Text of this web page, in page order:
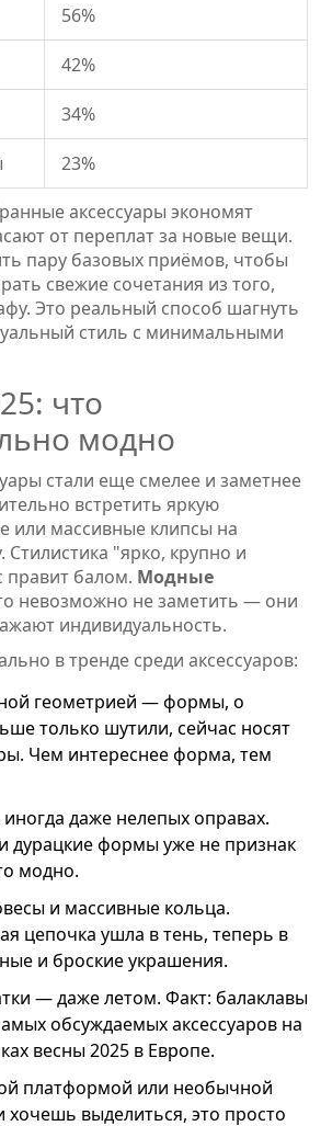
56%
42%
34%
23%
аксессуары экономят
от переплат за новые вещи.
пару базовых приёмов, чтобы
свежие сочетания из того,
Это реальный способ шагнуть
стиль с минимальными
что
модно
стали еще смелее и заметнее
встретить яркую
или массивные клипсы на
Стилистика "ярко, крупно и
правит балом. Модные
невозможно не заметить — они
индивидуальность.
в тренде среди аксессуаров:
геометрией — формы, о
только шутили, сейчас носят
Чем интереснее форма, тем
даже нелепых оправах.
дурацкие формы уже не признак
модно.
и массивные кольца.
цепочка ушла в тень, теперь в
и броские украшения.
— даже летом. Факт: балаклавы
обсуждаемых аксессуаров на
весны 2025 в Европе.
платформой или необычной
хочешь выделиться, это просто